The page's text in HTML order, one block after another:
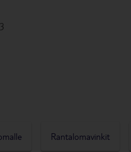
Rantalomavinkit